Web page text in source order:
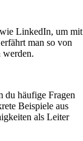
LinkedIn, um mit
man so von
werden.
du häufige Fragen
Beispiele aus
als Leiter